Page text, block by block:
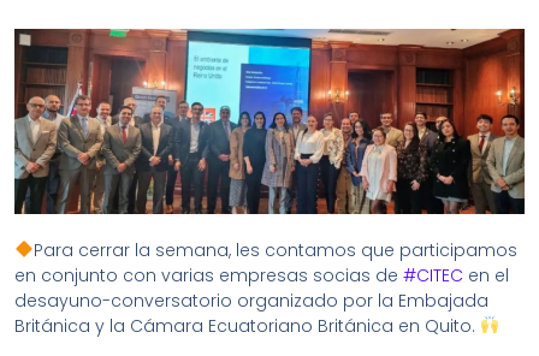
Para cerrar la semana, les contamos que participamos
en conjunto con varias empresas socias de #CITEC en el
desayuno-conversatorio organizado por la Embajada
Británica y la Cámara Ecuatoriano Británica en Quito.